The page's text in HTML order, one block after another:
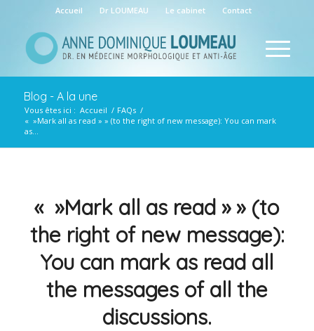
Accueil Dr LOUMEAU Le cabinet Contact
Blog - A la une
Vous êtes ici : Accueil / FAQs /
« »Mark all as read » » (to the right of new message): You can mark
as...
« »Mark all as read » » (to
the right of new message):
You can mark as read all
the messages of all the
discussions.